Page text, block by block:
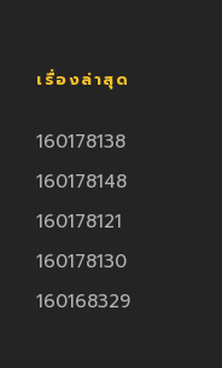
เรื่องล่าสุด
160178138
160178148
160178121
160178130
160168329